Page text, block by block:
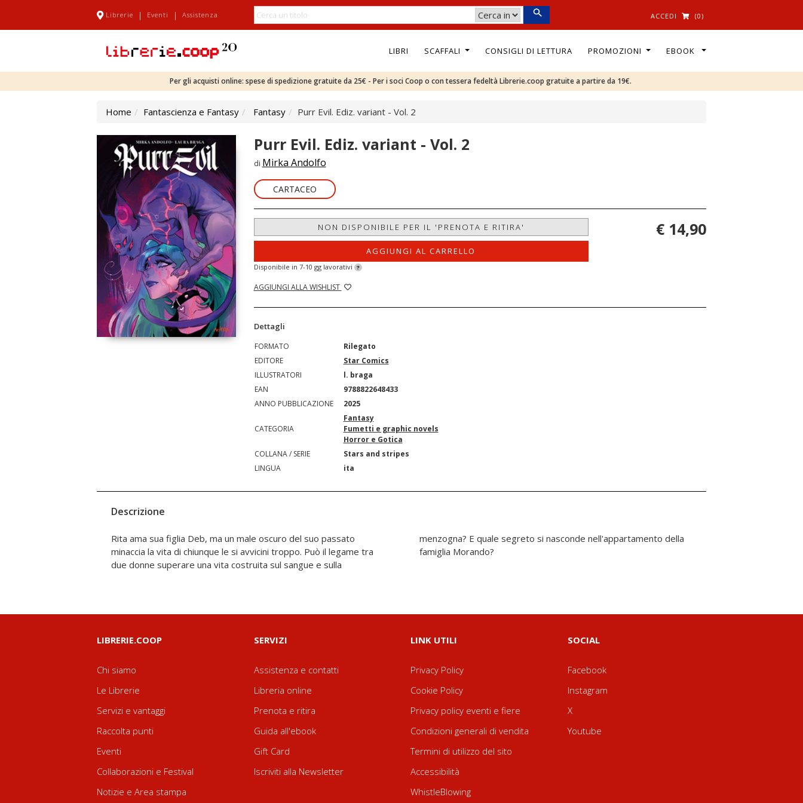
Librerie | Eventi | Assistenza ACCEDI (0)
LIBRI SCAFFALI CONSIGLI DI LETTURA PROMOZIONI EBOOK
Per gli acquisti online: spese di spedizione gratuite da 25€ - Per i soci Coop o con tessera fedeltà Librerie.coop gratuite a partire da 19€.
Home Fantascienza e Fantasy Fantasy Purr Evil. Ediz. variant - Vol. 2
Purr Evil. Ediz. variant - Vol. 2
di Mirka Andolfo
CARTACEO
NON DISPONIBILE PER IL 'PRENOTA E RITIRA'
AGGIUNGI AL CARRELLO
Disponibile in 7-10 gg lavorativi ?
AGGIUNGI ALLA WISHLIST
€ 14,90
Dettagli
FORMATO
Rilegato
EDITORE
Star Comics
ILLUSTRATORI
l. braga
EAN
9788822648433
ANNO PUBBLICAZIONE
2025
CATEGORIA
Fantasy
Fumetti e graphic novels
Horror e Gotica
COLLANA / SERIE
Stars and stripes
LINGUA
ita
Descrizione
Rita ama sua figlia Deb, ma un male oscuro del suo passato
minaccia la vita di chiunque le si avvicini troppo. Può il legame tra
due donne superare una vita costruita sul sangue e sulla
menzogna? E quale segreto si nasconde nell'appartamento della
famiglia Morando?
LIBRERIE.COOP
Chi siamo
Le Librerie
Servizi e vantaggi
Raccolta punti
Eventi
Collaborazioni e Festival
Notizie e Area stampa
SERVIZI
Assistenza e contatti
Libreria online
Prenota e ritira
Guida all'ebook
Gift Card
Iscriviti alla Newsletter
LINK UTILI
Privacy Policy
Cookie Policy
Privacy policy eventi e fiere
Condizioni generali di vendita
Termini di utilizzo del sito
Accessibilità
WhistleBlowing
SOCIAL
Facebook
Instagram
X
Youtube